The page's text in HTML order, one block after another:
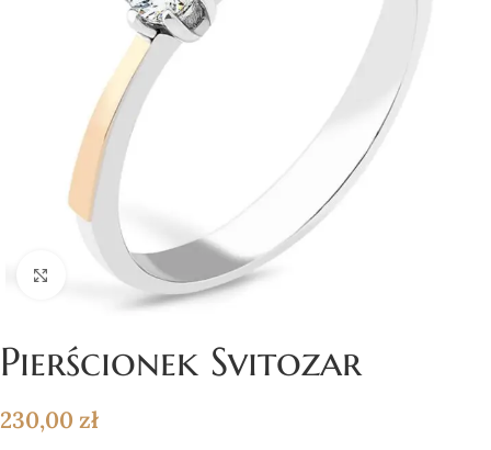
Click to enlarge
Pierścionek Svitozar
230,00 zł